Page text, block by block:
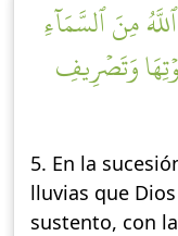
مِنَ ٱلسَّمَآءِ
وَتَصۡرِيفِ
5. En la
lluvias que
sustento, con